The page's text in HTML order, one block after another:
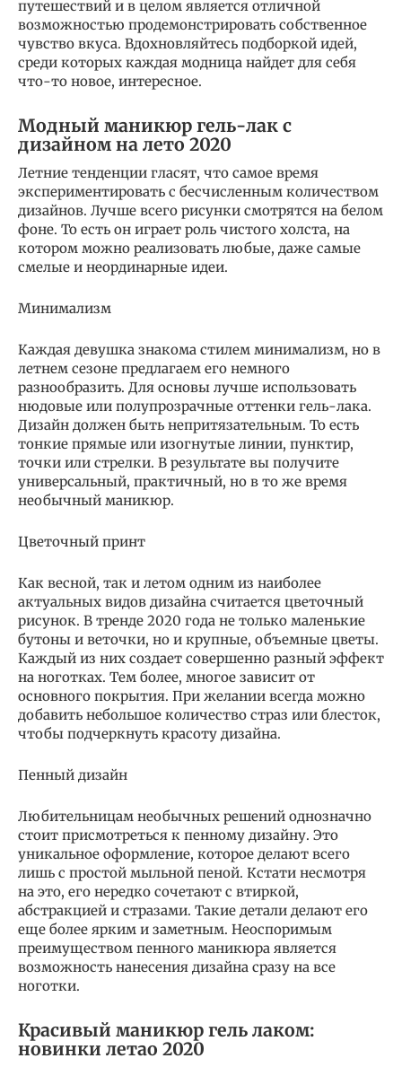
путешествий и в целом является отличной
возможностью продемонстрировать собственное
чувство вкуса. Вдохновляйтесь подборкой идей,
среди которых каждая модница найдет для себя
что-то новое, интересное.
Модный маникюр гель-лак с
дизайном на лето 2020
Летние тенденции гласят, что самое время
экспериментировать с бесчисленным количеством
дизайнов. Лучше всего рисунки смотрятся на белом
фоне. То есть он играет роль чистого холста, на
котором можно реализовать любые, даже самые
смелые и неординарные идеи.
Минимализм
Каждая девушка знакома стилем минимализм, но в
летнем сезоне предлагаем его немного
разнообразить. Для основы лучше использовать
нюдовые или полупрозрачные оттенки гель-лака.
Дизайн должен быть непритязательным. То есть
тонкие прямые или изогнутые линии, пунктир,
точки или стрелки. В результате вы получите
универсальный, практичный, но в то же время
необычный маникюр.
Цветочный принт
Как весной, так и летом одним из наиболее
актуальных видов дизайна считается цветочный
рисунок. В тренде 2020 года не только маленькие
бутоны и веточки, но и крупные, объемные цветы.
Каждый из них создает совершенно разный эффект
на ноготках. Тем более, многое зависит от
основного покрытия. При желании всегда можно
добавить небольшое количество страз или блесток,
чтобы подчеркнуть красоту дизайна.
Пенный дизайн
Любительницам необычных решений однозначно
стоит присмотреться к пенному дизайну. Это
уникальное оформление, которое делают всего
лишь с простой мыльной пеной. Кстати несмотря
на это, его нередко сочетают с втиркой,
абстракцией и стразами. Такие детали делают его
еще более ярким и заметным. Неоспоримым
преимуществом пенного маникюра является
возможность нанесения дизайна сразу на все
ноготки.
Красивый маникюр гель лаком:
новинки летао 2020